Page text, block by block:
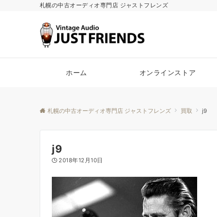
札幌の中古オーディオ専門店 ジャストフレンズ
ホーム オンラインストア
札幌の中古オーディオ専門店 ジャストフレンズ 買取 j9
j9
2018年12月10日